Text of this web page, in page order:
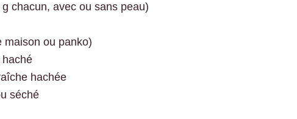
chacun, avec ou sans peau)
maison ou panko)
hachée
séché